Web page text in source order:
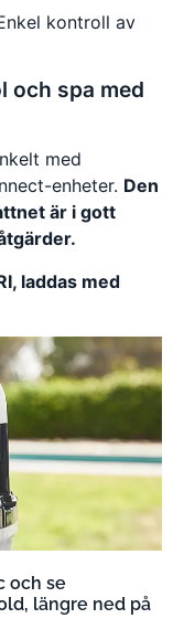
kontroll av
och spa med
med
enheter. Den
är i gott
laddas med
och se
längre ned på